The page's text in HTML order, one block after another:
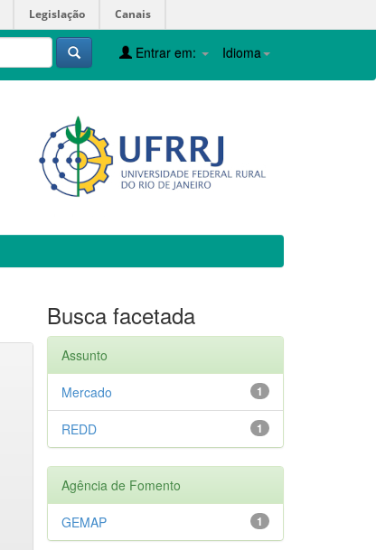
Legislação Canais
Idioma
Entrar em:
Busca facetada
Assunto
1
Mercado
1
REDD
Agência de Fomento
1
GEMAP